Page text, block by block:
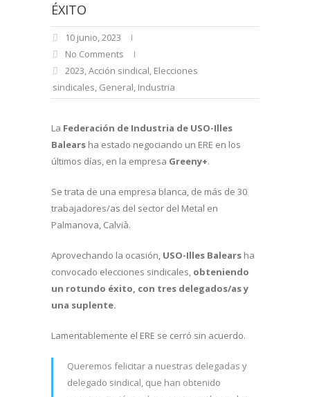
ÉXITO
10 junio, 2023
No Comments
2023 Acción sindical Elecciones
sindicales General Industria
La Federación de Industria de USO-Illes
Balears ha estado negociando un ERE en los
últimos días, en la empresa Greeny+.
Se trata de una empresa blanca, de más de 30
trabajadores/as del sector del Metal en
Palmanova, Calvià.
Aprovechando la ocasión, USO-Illes Balears ha
convocado elecciones sindicales, obteniendo
un rotundo éxito, con tres delegados/as y
una suplente.
Lamentablemente el ERE se cerró sin acuerdo.
Queremos felicitar a nuestras delegadas y
delegado sindical, que han obtenido